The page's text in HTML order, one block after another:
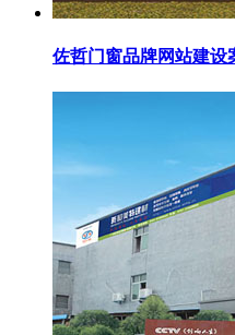
佐哲门窗品牌网站建设